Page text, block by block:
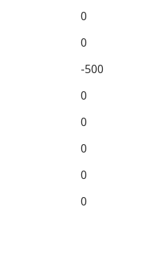
0
0
-500
0
0
0
0
0